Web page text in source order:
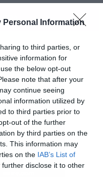
Personal Information
to third parties, or
information for
the below opt-out
note that after your
continue seeing
information utilized by
to third parties prior to
out of the further
by third parties on the
This information may
on the IAB’s List of
further disclose it to other
Stark αλλά και
από τους δύο
απλά να
του στις